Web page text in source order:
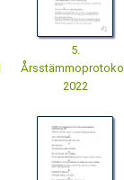
5.
Årsstämmoprotokoll
2022